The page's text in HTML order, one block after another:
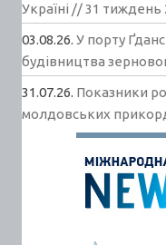
Україні // 31 тиждень
03.08.26. У порту
будівництва
31.07.26. Показники
молдовських